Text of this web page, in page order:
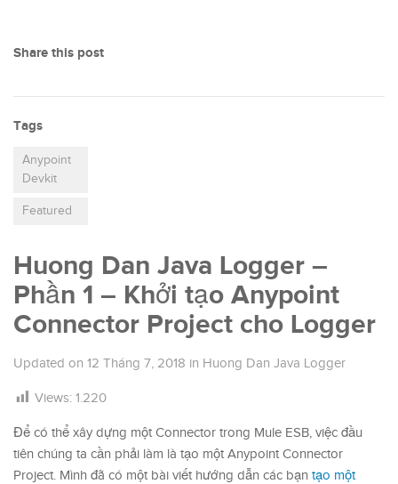
Share this post
Tags
Anypoint
Devkit
Featured
Huong Dan Java Logger –
Phần 1 – Khởi tạo Anypoint
Connector Project cho Logger
Updated on 12 Tháng 7, 2018 in Huong Dan Java Logger
Views: 1.220
Để có thể xây dựng một Connector trong Mule ESB, việc đầu
tiên chúng ta cần phải làm là tạo một Anypoint Connector
Project. Mình đã có một bài viết hướng dẫn các bạn tạo một